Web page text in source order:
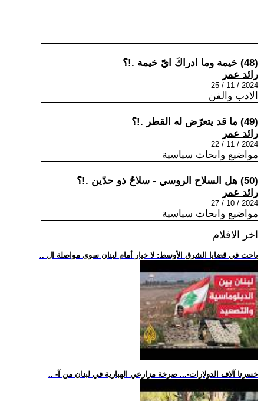
(48) خيمة وما ادراكَ ايّ خيمة .!؟
رائد عمر
2024 / 11 / 25
الادب والفن
(49) ما قد يتعرّض له القطر .!؟
رائد عمر
2024 / 11 / 22
مواضيع وابحاث سياسية
(50) هل السلاح الروسي - سلاحُ ذو حدّين .!؟
رائد عمر
2024 / 10 / 27
مواضيع وابحاث سياسية
اخر الافلام
.. باحث في قضايا الشرق الأوسط: لا خيار أمام لبنان سوى مواصلة ال
.. -خسرنا آلاف الدولارات-... صرخة مزارعي الهبارية في لبنان من آ